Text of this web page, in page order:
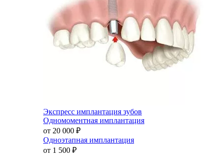
Экспресс имплантация зубов
Одномоментная имплантация
от 20 000 ₽
Одноэтапная имплантация
от 1 500 ₽